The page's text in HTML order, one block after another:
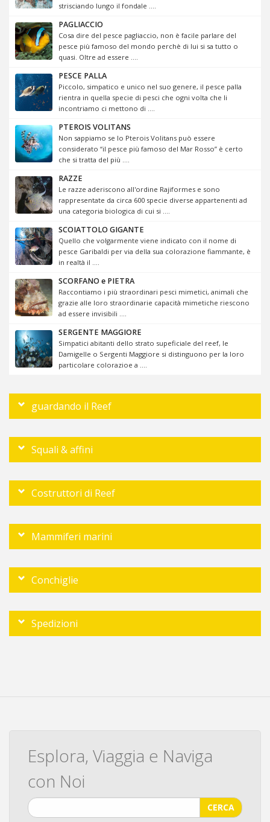
strisciando lungo il fondale ....
PAGLIACCIO
Cosa dire del pesce pagliaccio, non è facile parlare del
pesce più famoso del mondo perchè di lui si sa tutto o
quasi. Oltre ad essere ....
PESCE PALLA
Piccolo, simpatico e unico nel suo genere, il pesce palla
rientra in quella specie di pesci che ogni volta che li
incontriamo ci mettono di ....
PTEROIS VOLITANS
Non sappiamo se lo Pterois Volitans può essere
considerato “il pesce più famoso del Mar Rosso” è certo
che si tratta del più ....
RAZZE
Le razze aderiscono all'ordine Rajiformes e sono
rappresentate da circa 600 specie diverse appartenenti ad
una categoria biologica di cui si ....
SCOIATTOLO GIGANTE
Quello che volgarmente viene indicato con il nome di
pesce Garibaldi per via della sua colorazione fiammante, è
in realtà il ....
SCORFANO e PIETRA
Raccontiamo i più straordinari pesci mimetici, animali che
grazie alle loro straordinarie capacità mimetiche riescono
ad essere invisibili ....
SERGENTE MAGGIORE
Simpatici abitanti dello strato supeficiale del reef, le
Damigelle o Sergenti Maggiore si distinguono per la loro
particolare colorazioe a ....
guardando il Reef
Squali & affini
Costruttori di Reef
Mammiferi marini
Conchiglie
Spedizioni
Esplora, Viaggia e Naviga
con Noi
CERCA